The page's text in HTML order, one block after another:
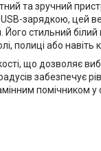
та зручний
зарядкою, цей
стильний
полиці або навіть
що дозволяє
забезпечує
помічником у